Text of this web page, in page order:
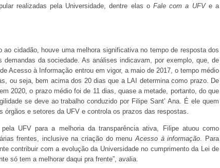
realizadas pela Universidade, dentre elas o Fale com a UFV e a
ao cidadão, houve uma melhora significativa no tempo de resposta dos
demandas da sociedade. As análises indicavam, por exemplo, que, de
Acesso à Informação entrou em vigor, a maio de 2017, o tempo médio
ou seja, bem acima dos 20 dias que a LAI determina como prazo. De
2020, o prazo médio foi de 11 dias, quase a metade, portanto, do que
se deve ao trabalho conduzido por Filipe Sant’ Ana. É ele quem
órgãos e setores da UFV e controla os prazos das respostas.
pela UFV para a melhoria da transparência ativa, Filipe atuou como
frentes, inclusive na criação do menuAcesso à informação. Para
contribuir com a evolução da Universidade no cumprimento da Lei de
só tem a melhorar daqui pra frente”, avalia.